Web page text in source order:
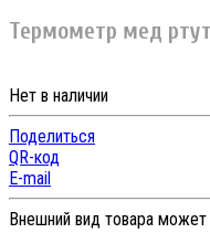
Термометр мед
Нет в наличии
Поделиться
QR-код
E-mail
Внешний вид товара может